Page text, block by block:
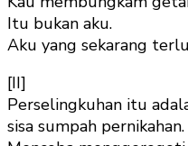
Itu bukan aku.
Aku yang sekarang
[II]
Perselingkuhan itu
sisa sumpah pernikahan.